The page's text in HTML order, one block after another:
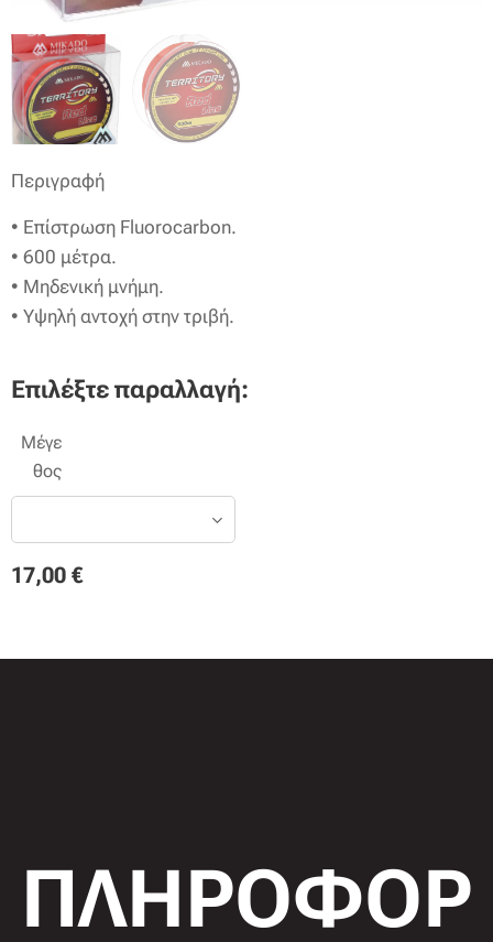
Περιγραφή
• Επίστρωση Fluorocarbon.
• 600 μέτρα.
• Μηδενική μνήμη.
• Υψηλή αντοχή στην τριβή.
Επιλέξτε παραλλαγή:
Μέγε
θος
17,00 €
ΠΛΗΡΟΦΟΡ